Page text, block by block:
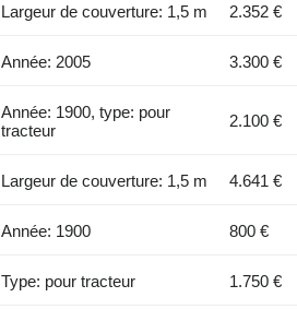
Largeur de couverture: 1,5 m 2.352 €
Année: 2005 3.300 €
Année: 1900, type: pour
tracteur
2.100 €
Largeur de couverture: 1,5 m 4.641 €
Année: 1900 800 €
Type: pour tracteur 1.750 €